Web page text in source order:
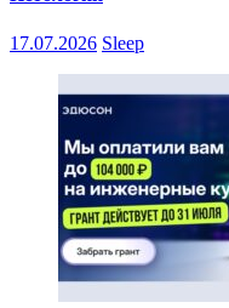
17.07.2026 Sleep